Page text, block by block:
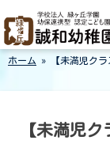
to
content
ホーム » 【未満児ク
【未満児